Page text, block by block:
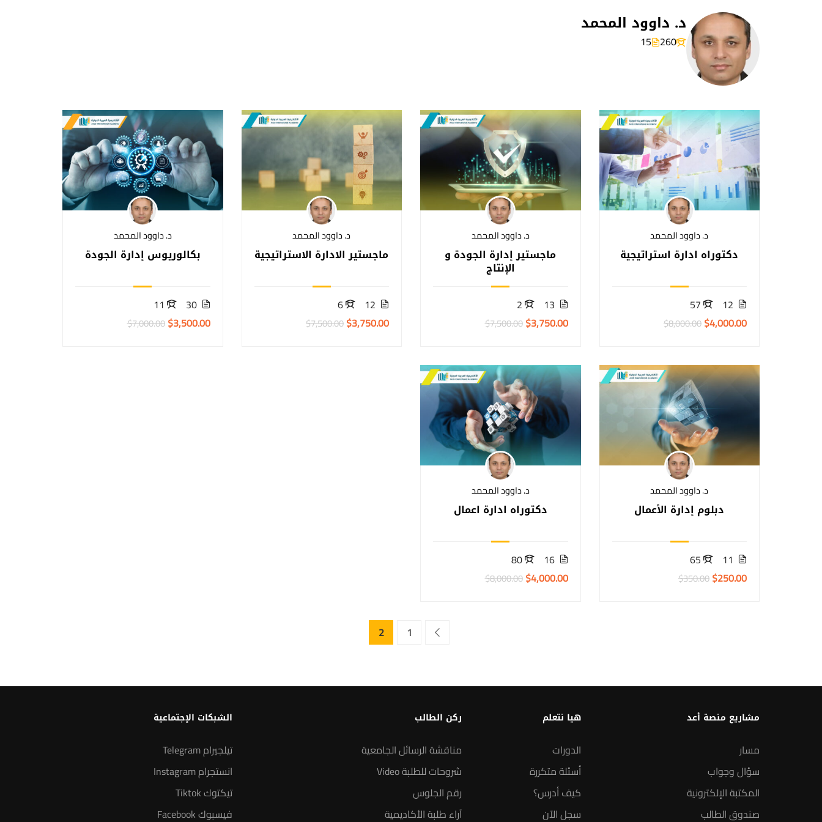
د. داوود المحمد
260
15
د. داوود المحمد
دكتوراه ادارة استراتيجية
12
57
$8,000.00$4,000.00
د. داوود المحمد
ماجستير إدارة الجودة و
الإنتاج
13
2
$7,500.00 $3,750.00
د. داوود المحمد
ماجستير الادارة الاستراتيجية
12
6
$7,500.00$3,750.00
د. داوود المحمد
بكالوريوس إدارة الجودة
30
11
$7,000.00 $3,500.00
د. داوود المحمد
دبلوم إدارة الأعمال
11
65
$350.00$250.00
د. داوود المحمد
دكتوراه ادارة اعمال
16
80
$8,000.00 $4,000.00
1
2
مشاريع منصة أعد
مسار
سؤال وجواب
المكتبة الإلكترونية
صندوق الطالب
هيا نتعلم
الدورات
أسئلة متكررة
كيف أدرس؟
سجل الآن
ركن الطالب
مناقشة الرسائل الجامعية
شروحات للطلبة Video
رقم الجلوس
آراء طلبة الأكاديمية
الشبكات الإجتماعية
تيلجيرام Telegram
انستجرام Instagram
تيكتوك Tiktok
فيسبوك Facebook